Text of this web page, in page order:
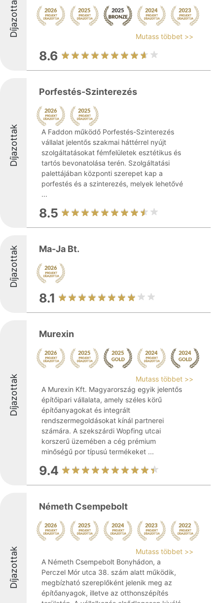
Díjazottak Mutass többet >>
8.6
Díjazottak
Porfestés-Szinterezés
A Faddon működő Porfestés-Szinterezés
vállalat jelentős szakmai háttérrel nyújt
szolgáltatásokat fémfelületek esztétikus és
tartós bevonatolása terén. Szolgáltatási
palettájában központi szerepet kap a
porfestés és a szinterezés, melyek lehetővé
...
8.5
Díjazottak Ma-Ja Bt.
8.1
Díjazottak
Murexin
Mutass többet >>
A Murexin Kft. Magyarország egyik jelentős
építőipari vállalata, amely széles körű
építőanyagokat és integrált
rendszermegoldásokat kínál partnerei
számára. A szekszárdi Wopfing utcai
korszerű üzemében a cég prémium
minőségű por típusú termékeket ...
9.4
Díjazottak
Németh Csempebolt
Mutass többet >>
A Németh Csempebolt Bonyhádon, a
Perczel Mór utca 38. szám alatt működik,
megbízható szereplőként jelenik meg az
építőanyagok, illetve az otthonszépítés